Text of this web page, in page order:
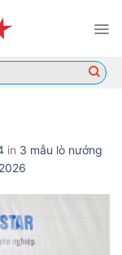
in 3 mẫu lò nướng